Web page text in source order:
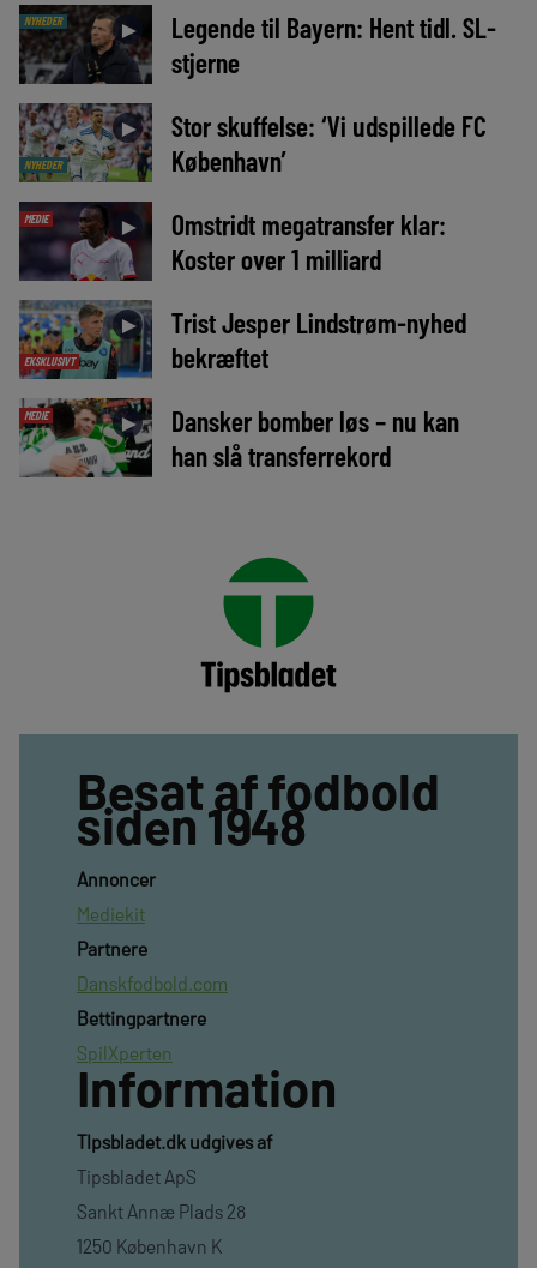
NYHEDER ►
Legende til Bayern: Hent tidl. SL-
stjerne
NYHEDER
►
Stor skuffelse: ‘Vi udspillede FC
København’
MEDIE ►
Omstridt megatransfer klar:
Koster over 1 milliard
EKSKLUSIVT
►
Trist Jesper Lindstrøm-nyhed
bekræftet
MEDIE ►
Dansker bomber løs – nu kan
han slå transferrekord
Besat af fodbold
siden 1948
Annoncer
Mediekit
Partnere
Danskfodbold.com
Bettingpartnere
SpilXperten
Information
TIpsbladet.dk udgives af
Tipsbladet ApS
Sankt Annæ Plads 28
1250 København K